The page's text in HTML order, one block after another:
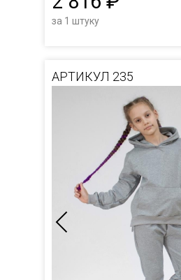
за 1 штуку
АРТИКУЛ 235